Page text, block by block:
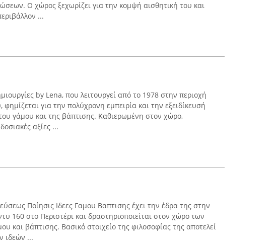
Ο χώρος ξεχωρίζει για την κομψή αισθητική του και
...
by Lena, που λειτουργεί από το 1978 στην περιοχή
φημίζεται για την πολύχρονη εμπειρία και την εξειδίκευσή
γάμου και της βάπτισης. Καθιερωμένη στον χώρο,
αξίες ...
Ποίησις Ιδεες Γαμου Βαπτισης έχει την έδρα της στην
160 στο Περιστέρι και δραστηριοποιείται στον χώρο των
και βάπτισης. Βασικό στοιχείο της φιλοσοφίας της αποτελεί
ιδεών ...